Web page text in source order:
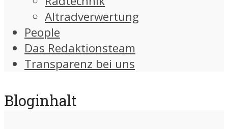
Altradverwertung
People
Das Redaktionsteam
Transparenz bei uns
Bloginhalt